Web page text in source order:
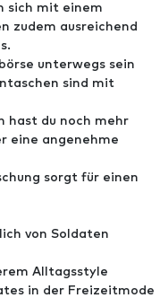
sich mit einem
zudem ausreichend
unterwegs sein
sind mit
hast du noch mehr
eine angenehme
sorgt für einen
von Soldaten
Alltagsstyle
in der Freizeitmode